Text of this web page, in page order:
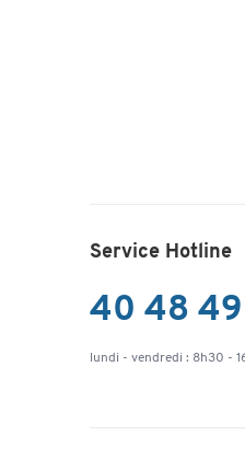
Service Hotline
40 48
lundi - vendredi : 8h30 -